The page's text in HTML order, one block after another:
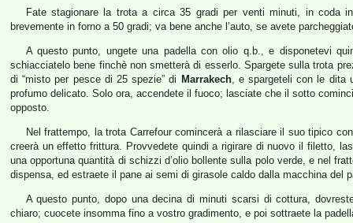
Fate stagionare la trota a circa 35 gradi per venti minuti, in coda
brevemente in forno a 50 gradi; va bene anche l’auto, se avete
A questo punto, ungete una padella con olio q.b., e disponetevi
schiacciatelo bene finchè non smetterà di esserlo. Spargete sulla trota
di “misto per pesce di 25 spezie” di Marrakech, e spargeteli con le dita
profumo delicato. Solo ora, accendete il fuoco; lasciate che il sotto
opposto.
Nel frattempo, la trota Carrefour comincerà a rilasciare il suo tipico
creerà un effetto frittura. Provvedete quindi a rigirare di nuovo il filetto,
una opportuna quantità di schizzi d’olio bollente sulla polo verde, e nel
dispensa, ed estraete il pane ai semi di girasole caldo dalla macchina del
A questo punto, dopo una decina di minuti scarsi di cottura,
chiaro; cuocete insomma fino a vostro gradimento, e poi sottraete la